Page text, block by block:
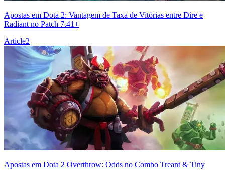
Apostas em Dota 2: Vantagem de Taxa de Vitórias entre Dire e
Radiant no Patch 7.41+
Article2
Apostas em Dota 2 Overthrow: Odds no Combo Treant & Tiny